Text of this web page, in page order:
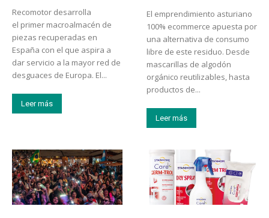
Recomotor desarrolla
el primer macroalmacén de
piezas recuperadas en
España con el que aspira a
dar servicio a la mayor red de
desguaces de Europa. El...
Leer más
El emprendimiento asturiano
100% ecommerce apuesta por
una alternativa de consumo
libre de este residuo. Desde
mascarillas de algodón
orgánico reutilizables, hasta
productos de...
Leer más